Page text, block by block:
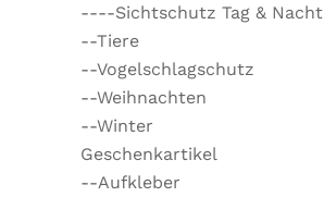
----Sichtschutz Tag & Nacht
--Tiere
--Vogelschlagschutz
--Weihnachten
--Winter
Geschenkartikel
--Aufkleber